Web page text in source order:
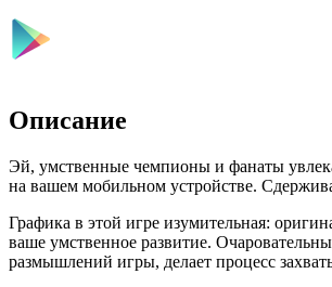
Описание
Эй, умственные чемпионы и фанаты
на вашем мобильном устройстве.
Графика в этой игре изумительная:
ваше умственное развитие.
размышлений игры, делает процесс